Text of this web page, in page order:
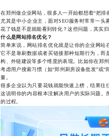
在郑州做企业网站，很多人一开始都想着“把
尤其是中小企业主，面对SEO服务时常常一头
花了钱是不是就能看到转化？这些问题，其实
什么是网站排名优化？
简单来说，网站排名优化就是让你的企业网
它不是靠刷数据或者买链接那种短期行为，
构、外链建设等多个维度的表现。比如你在郑
考虑用户搜索习惯（如“郑州厨房设备批发”或
量。
很多企业以为只要花钱就能快速上榜，结果
这说明你的内容根本没解决用户的实际问题。
的过程。